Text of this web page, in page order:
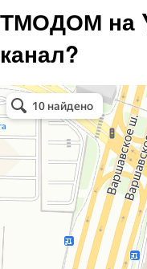
ТМОДОМ на
канал?